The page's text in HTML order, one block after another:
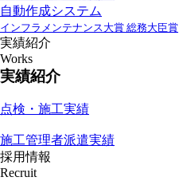
自動作成システム
インフラメンテナンス大賞 総務大臣賞
実績紹介
Works
実績紹介
点検・施工実績
施工管理者派遣実績
採用情報
Recruit